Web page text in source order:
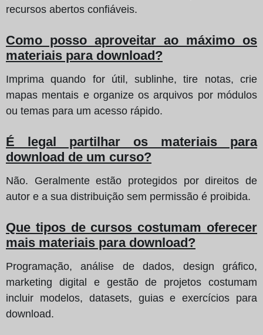
recursos abertos confiáveis.
Como posso aproveitar ao máximo os
materiais para download?
Imprima quando for útil, sublinhe, tire notas, crie
mapas mentais e organize os arquivos por módulos
ou temas para um acesso rápido.
É legal partilhar os materiais para
download de um curso?
Não. Geralmente estão protegidos por direitos de
autor e a sua distribuição sem permissão é proibida.
Que tipos de cursos costumam oferecer
mais materiais para download?
Programação, análise de dados, design gráfico,
marketing digital e gestão de projetos costumam
incluir modelos, datasets, guias e exercícios para
download.